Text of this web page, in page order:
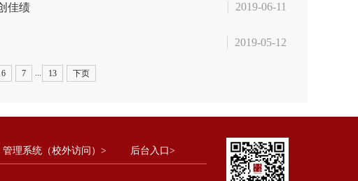
佳绩 2019-06-11
2019-05-12
6 7 13 下页
管理系统（校外访问）> 后台入口>